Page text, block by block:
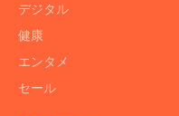
デジタル
健康
エンタメ
セール